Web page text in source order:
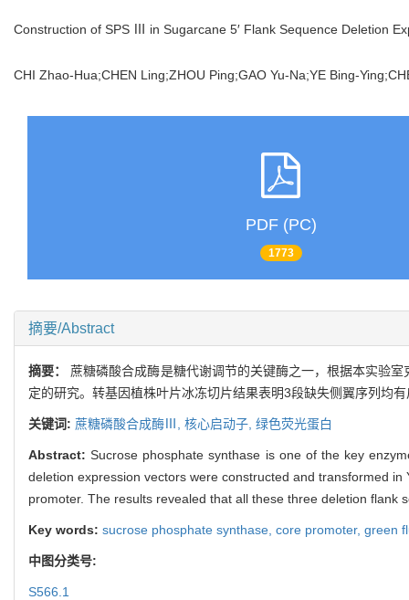
Construction of SPS Ⅲ in Sugarcane 5′ Flank Sequence Deletion
CHI Zhao-Hua;CHEN Ling;ZHOU Ping;GAO Yu-Na;YE Bing-
PDF (PC)
1773
摘要/Abstract
摘要：蔗糖磷酸合成酶是糖代谢调节的关键酶之一，根据本实验
定的研究。转基因植株叶片冰冻切片结果表明3段缺失侧翼序列均
关键词: 蔗糖磷酸合成酶Ⅲ, 核心启动子, 绿色荧光蛋白
Abstract:Sucrose phosphate synthase is one of the key
deletion expression vectors were constructed and transformed
promoter. The results revealed that all these three deletion flank
Key words: sucrose phosphate synthase, core promoter, green
中图分类号:
S566.1